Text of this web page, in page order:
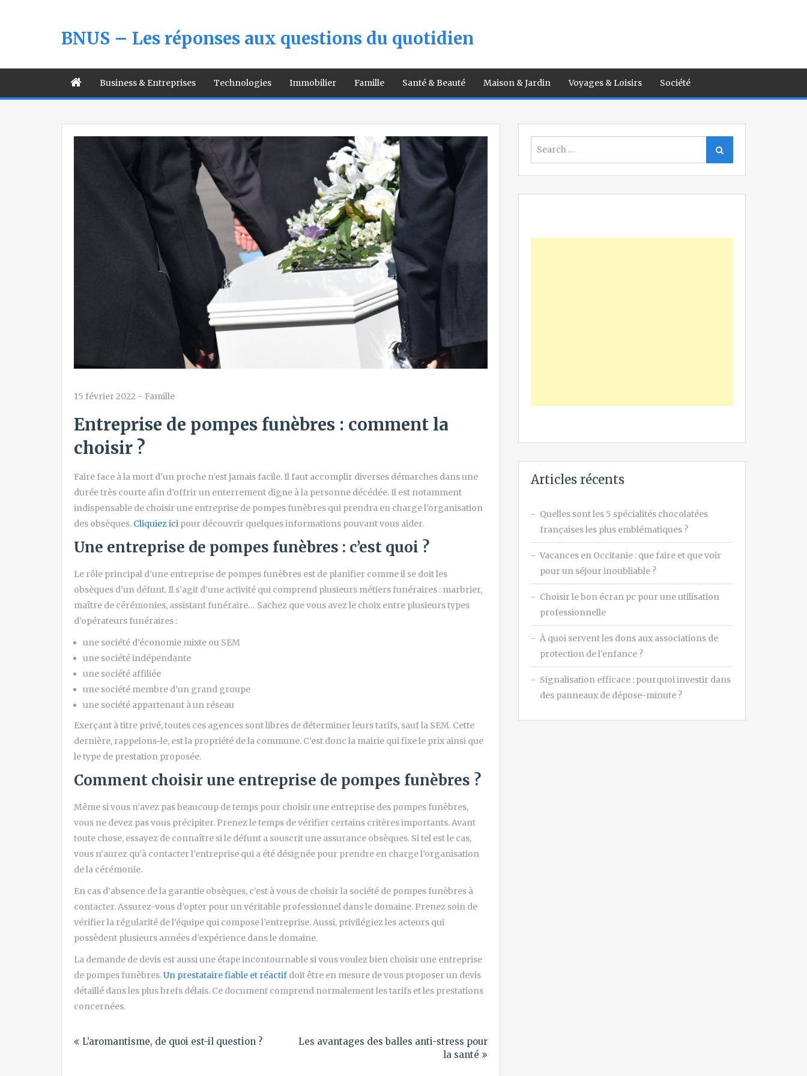
BNUS – Les réponses aux questions du quotidien
Business & Entreprises Technologies Immobilier Famille Santé & Beauté Maison & Jardin Voyages & Loisirs Société
15 février 2022 - Famille
Entreprise de pompes funèbres : comment la
choisir ?
Faire face à la mort d’un proche n’est jamais facile. Il faut accomplir diverses démarches dans une
durée très courte afin d’offrir un enterrement digne à la personne décédée. Il est notamment
indispensable de choisir une entreprise de pompes funèbres qui prendra en charge l’organisation
des obsèques. Cliquiez ici pour découvrir quelques informations pouvant vous aider.
Une entreprise de pompes funèbres : c’est quoi ?
Le rôle principal d’une entreprise de pompes funèbres est de planifier comme il se doit les
obsèques d’un défunt. Il s’agit d’une activité qui comprend plusieurs métiers funéraires : marbrier,
maître de cérémonies, assistant funéraire… Sachez que vous avez le choix entre plusieurs types
d’opérateurs funéraires :
une société d’économie mixte ou SEM
une société indépendante
une société affiliée
une société membre d’un grand groupe
une société appartenant à un réseau
Exerçant à titre privé, toutes ces agences sont libres de déterminer leurs tarifs, sauf la SEM. Cette
dernière, rappelons-le, est la propriété de la commune. C’est donc la mairie qui fixe le prix ainsi que
le type de prestation proposée.
Comment choisir une entreprise de pompes funèbres ?
Même si vous n’avez pas beaucoup de temps pour choisir une entreprise des pompes funèbres,
vous ne devez pas vous précipiter. Prenez le temps de vérifier certains critères importants. Avant
toute chose, essayez de connaître si le défunt a souscrit une assurance obsèques. Si tel est le cas,
vous n’aurez qu’à contacter l’entreprise qui a été désignée pour prendre en charge l’organisation
de la cérémonie.
En cas d’absence de la garantie obsèques, c’est à vous de choisir la société de pompes funèbres à
contacter. Assurez-vous d’opter pour un véritable professionnel dans le domaine. Prenez soin de
vérifier la régularité de l’équipe qui compose l’entreprise. Aussi, privilégiez les acteurs qui
possèdent plusieurs années d’expérience dans le domaine.
La demande de devis est aussi une étape incontournable si vous voulez bien choisir une entreprise
de pompes funèbres.Un prestataire fiable et réactif doit être en mesure de vous proposer un devis
détaillé dans les plus brefs délais. Ce document comprend normalement les tarifs et les prestations
concernées.
deL’aromantisme, de quoi est-il question ?
Les avantages des balles anti-stress pour
la santé
for:
Search
Articles récents
Quelles sont les 5 spécialités chocolatées
françaises les plus emblématiques ?
Vacances en Occitanie : que faire et que voir
pour un séjour inoubliable ?
Choisir le bon écran pc pour une utilisation
professionnelle
À quoi servent les dons aux associations de
protection de l’enfance ?
Signalisation efficace : pourquoi investir dans
des panneaux de dépose-minute ?